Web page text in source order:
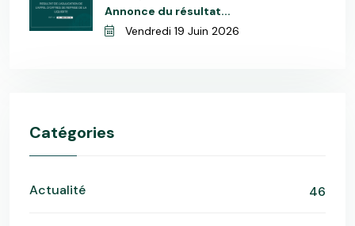
Annonce du résultat...
Vendredi 19 Juin 2026
Catégories
Actualité 46